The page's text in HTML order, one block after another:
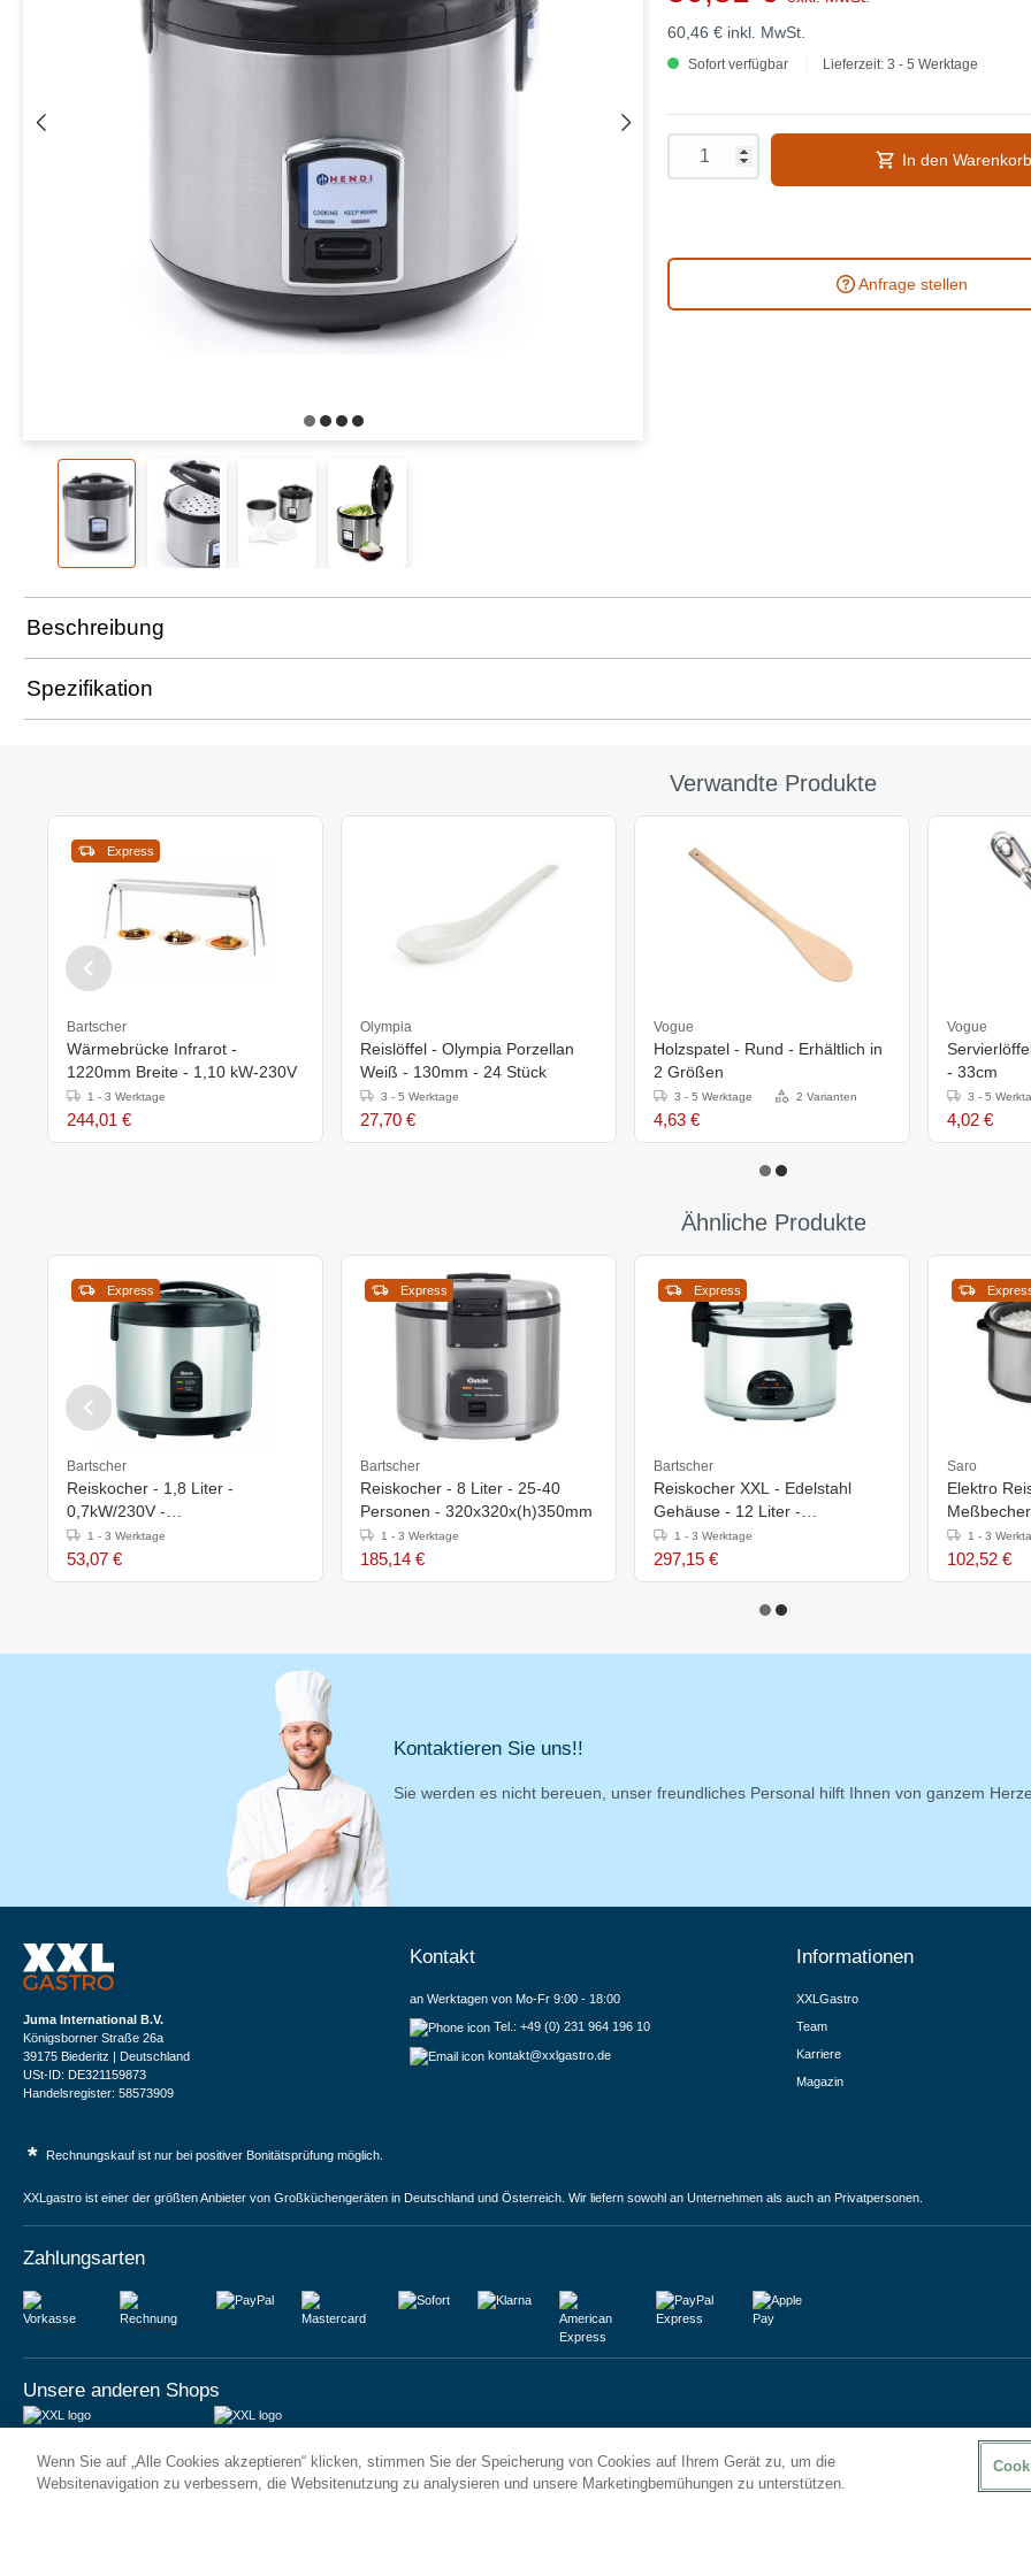
60,46 € inkl. MwSt.
Sofort verfügbar Lieferzeit: 3 - 5 Werktage
In den Warenkorb
Anfrage stellen
Beschreibung
Spezifikation
Verwandte Produkte
Express
Bartscher
Wärmebrücke Infrarot -
1220mm Breite - 1,10 kW-230V
1 - 3 Werktage
244,01 €
Olympia
Reislöffel - Olympia Porzellan
Weiß - 130mm - 24 Stück
3 - 5 Werktage
27,70 €
Vogue
Holzspatel - Rund - Erhältlich in
2 Größen
3 - 5 Werktage 2 Varianten
4,63 €
Vogue
- 33cm
3 - 5
4,02 €
Ähnliche Produkte
Express
Bartscher
Reiskocher - 1,8 Liter -
0,7kW/230V -
290x262x(h)293mm
1 - 3 Werktage
53,07 €
Express
Bartscher
Reiskocher - 8 Liter - 25-40
Personen - 320x320x(h)350mm
1 - 3 Werktage
185,14 €
Express
Bartscher
Reiskocher XXL - Edelstahl
Gehäuse - 12 Liter -
560x465x(h)400mm
1 - 3 Werktage
297,15 €
Saro
Elektro
Personen -
1 - 3
102,52 €
Kontaktieren Sie uns!!
Sie werden es nicht bereuen, unser freundliches Personal hilft Ihnen von ganzem
Juma International B.V.
Königsborner Straße 26a
39175 Biederitz | Deutschland
USt-ID: DE321159873
Handelsregister: 58573909
Kontakt
an Werktagen von Mo-Fr 9:00 - 18:00
Tel.: +49 (0) 231 964 196 10
kontakt@xxlgastro.de
Informationen
XXLGastro
Team
Karriere
Magazin
* Rechnungskauf ist nur bei positiver Bonitätsprüfung möglich.
XXLgastro ist einer der größten Anbieter von Großküchengeräten in Deutschland und Österreich. Wir liefern sowohl an Unternehmen als auch an Privatpersonen.
Zahlungsarten
Vorkasse Rechnung
Unsere anderen Shops
6 Rue des Bateliers
92110 Clichy | France
Vrijheidweg 34
1521RR Wormerveer | Nederland
Wenn Sie auf „Alle Cookies akzeptieren“ klicken, stimmen Sie der Speicherung von Cookies auf Ihrem Gerät zu, um die
Websitenavigation zu verbessern, die Websitenutzung zu analysieren und unsere Marketingbemühungen zu unterstützen.